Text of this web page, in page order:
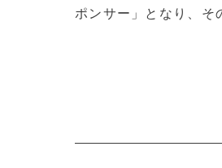
ポンサー」となり、そ